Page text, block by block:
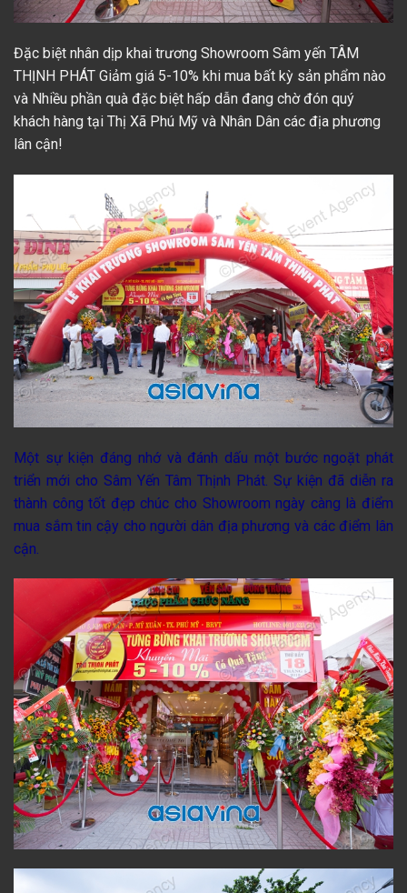
Đặc biệt nhân dịp khai trương Showroom Sâm yến TÂM
THỊNH PHÁT Giảm giá 5-10% khi mua bất kỳ sản phẩm nào
và Nhiều phần quà đặc biệt hấp dẫn đang chờ đón quý
khách hàng tại Thị Xã Phú Mỹ và Nhân Dân các địa phương
lân cận!
Một sự kiện đáng nhớ và đánh dấu một bước ngoặt phát
triển mới cho Sâm Yến Tâm Thịnh Phát Sự kiện đã diễn ra
thành công tốt đẹp chúc cho Showroom ngày càng là điểm
mua sắm tin cậy cho người dân địa phương và các điểm lân
cận.